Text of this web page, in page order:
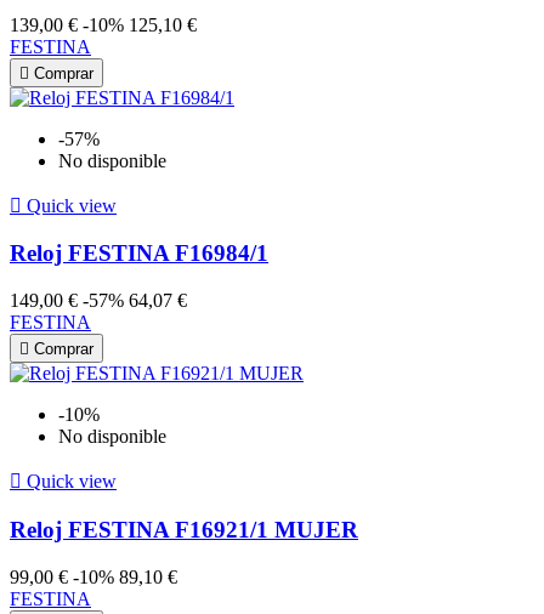
139,00 € -10% 125,10 €
FESTINA
 Comprar
-57%
No disponible
 Quick view
Reloj FESTINA F16984/1
149,00 € -57% 64,07 €
FESTINA
 Comprar
-10%
No disponible
 Quick view
Reloj FESTINA F16921/1 MUJER
99,00 € -10% 89,10 €
FESTINA